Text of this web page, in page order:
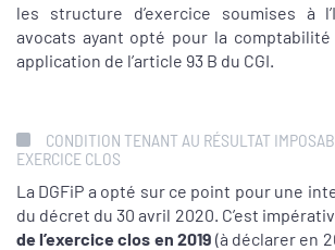
les structure d’exercice soumises à
avocats ayant opté pour la comptabilité
application de l’article 93 B du CGI.
CONDITION TENANT AU RÉSULTAT
EXERCICE CLOS
La DGFiP a opté sur ce point pour une
du décret du 30 avril 2020. C’est
de l’exercice clos en 2019 (à déclarer en